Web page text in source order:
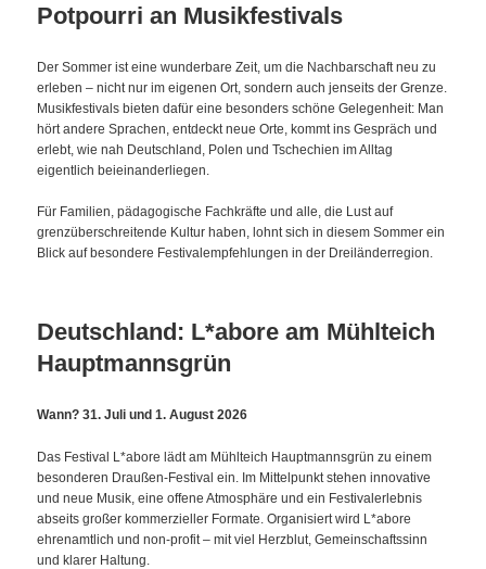
Potpourri an Musikfestivals
Der Sommer ist eine wunderbare Zeit, um die Nachbarschaft neu zu
erleben – nicht nur im eigenen Ort, sondern auch jenseits der Grenze.
Musikfestivals bieten dafür eine besonders schöne Gelegenheit: Man
hört andere Sprachen, entdeckt neue Orte, kommt ins Gespräch und
erlebt, wie nah Deutschland, Polen und Tschechien im Alltag
eigentlich beieinanderliegen.
Für Familien, pädagogische Fachkräfte und alle, die Lust auf
grenzüberschreitende Kultur haben, lohnt sich in diesem Sommer ein
Blick auf besondere Festivalempfehlungen in der Dreiländerregion.
Deutschland: L*abore am Mühlteich
Hauptmannsgrün
Wann? 31. Juli und 1. August 2026
Das Festival L*abore lädt am Mühlteich Hauptmannsgrün zu einem
besonderen Draußen-Festival ein. Im Mittelpunkt stehen innovative
und neue Musik, eine offene Atmosphäre und ein Festivalerlebnis
abseits großer kommerzieller Formate. Organisiert wird L*abore
ehrenamtlich und non-profit – mit viel Herzblut, Gemeinschaftssinn
und klarer Haltung.